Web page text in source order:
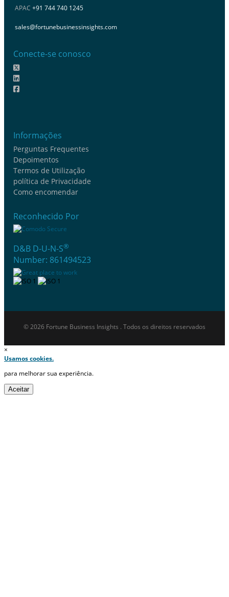
APAC +91 744 740 1245
sales@fortunebusinessinsights.com
Conecte-se conosco
Informações
Perguntas Frequentes
Depoimentos
Termos de Utilização
política de Privacidade
Como encomendar
Reconhecido Por
D&B D-U-N-S®
Number: 861494523
© 2026 Fortune Business Insights . Todos os direitos reservados
×
Usamos cookies.
para melhorar sua experiência.
Aceitar